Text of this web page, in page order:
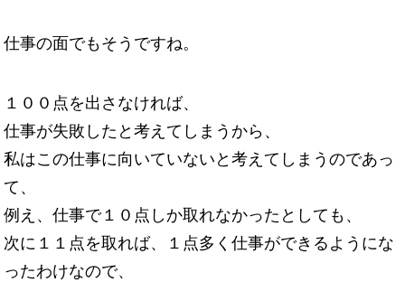
仕事の面でもそうですね。
１００点を出さなければ、
仕事が失敗したと考えてしまうから、
私はこの仕事に向いていないと考えてしまうのであっ
て、
例え、仕事で１０点しか取れなかったとしても、
次に１１点を取れば、１点多く仕事ができるようにな
ったわけなので、